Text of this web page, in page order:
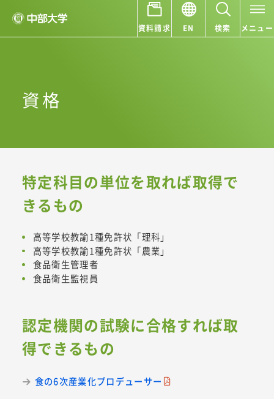
資料請求 EN 検索 メニュー
資格
特定科目の単位を取れば取得で
きるもの
高等学校教諭1種免許状「理科」
高等学校教諭1種免許状「農業」
食品衛生管理者
食品衛生監視員
認定機関の試験に合格すれば取
得できるもの
食の6次産業化プロデューサー